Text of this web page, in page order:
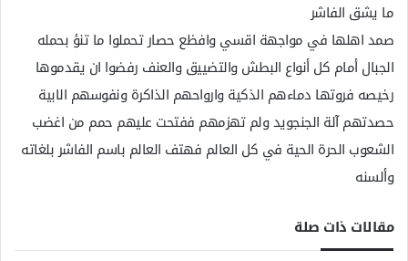
ما يشق الفاشر
صمد اهلها في مواجهة اقسي وافظع حصار تحملوا ما تنؤ بحمله
الجبال أمام كل أنواع البطش والتضييق والعنف رفضوا ان يقدموها
رخيصه فروتها دماءهم الذكية وارواحهم الذاكرة ونفوسهم الابية
حصدتهم آلة الجنجويد ولم تهزمهم ففتحت عليهم حمم من اغضب
الشعوب الحرة الحية في كل العالم فهتف العالم باسم الفاشر بلغاته
وألسنه
مقالات ذات صلة